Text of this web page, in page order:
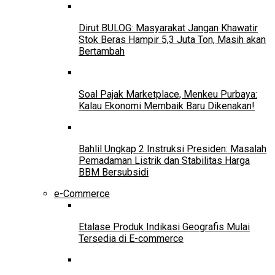
Dirut BULOG: Masyarakat Jangan Khawatir
Stok Beras Hampir 5,3 Juta Ton, Masih akan
Bertambah
Soal Pajak Marketplace, Menkeu Purbaya:
Kalau Ekonomi Membaik Baru Dikenakan!
Bahlil Ungkap 2 Instruksi Presiden: Masalah
Pemadaman Listrik dan Stabilitas Harga
BBM Bersubsidi
e-Commerce
Etalase Produk Indikasi Geografis Mulai
Tersedia di E-commerce